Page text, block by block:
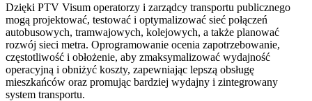
Dzięki PTV Visum operatorzy i zarządcy transportu publicznego
mogą projektować, testować i optymalizować sieć połączeń
autobusowych, tramwajowych, kolejowych, a także planować
rozwój sieci metra. Oprogramowanie ocenia zapotrzebowanie,
częstotliwość i obłożenie, aby zmaksymalizować wydajność
operacyjną i obniżyć koszty, zapewniając lepszą obsługę
mieszkańców oraz promując bardziej wydajny i zintegrowany
system transportu.